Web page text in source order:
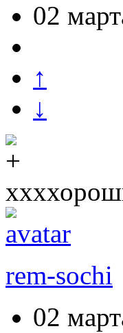
02
↑
↓
rem-sochi
02